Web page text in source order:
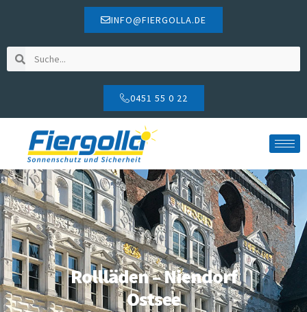
INFO@FIERGOLLA.DE
0451 55 0 22
Rollläden – Niendorf
Ostsee